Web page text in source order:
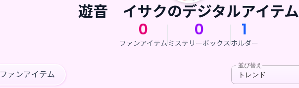
遊音 イサクのデジタルアイテム
0
ファンアイテム
0
ミステリーボックス
1
ホルダー
ファンアイテム
並び替え
トレンド